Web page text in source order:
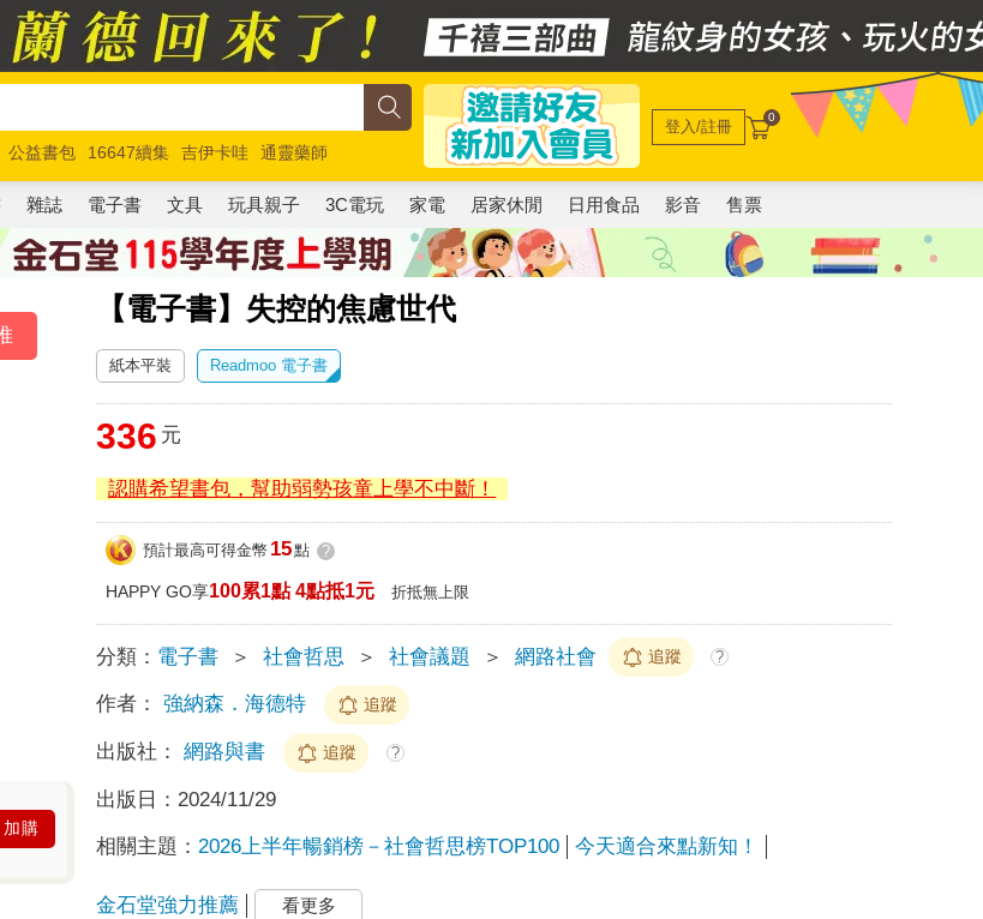
公益書包 16647續集 吉伊卡哇
通靈藥師
馬斯克 玩具總動員5 超慢跑
登入/註冊 0
雜誌 電子書 文具 玩具親子 3C電玩 家電 居家休閒 日用食品 影音 售票
【電子書】失控的焦慮世代
加購
紙本平裝 Readmoo 電子書
336 元
認購希望書包，幫助弱勢孩童上學不中斷！
預計最高可得金幣 15點 ?
HAPPY GO享100累1點 4點抵1元 折抵無上限
分類： 電子書 ＞ 社會哲思 ＞ 社會議題 ＞ 網路社會 追蹤 ?
作者： 強納森．海德特 追蹤
出版社： 網路與書 追蹤 ?
出版日： 2024/11/29
相關主題： 2026上半年暢銷榜－社會哲思榜TOP100 今天適合來點新知！
金石堂強力推薦 看更多